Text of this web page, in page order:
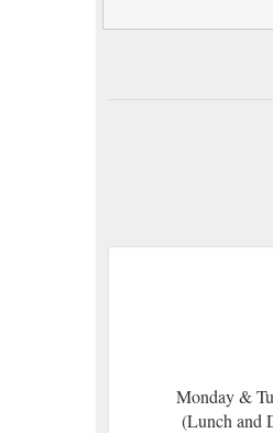
Monday &
(Lunch and